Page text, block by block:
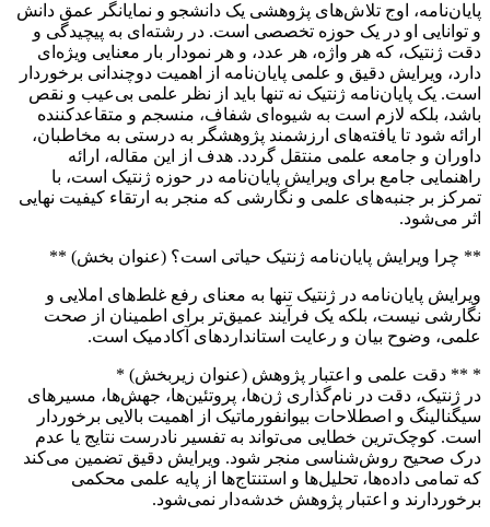
پایان‌نامه، اوج تلاش‌های پژوهشی یک دانشجو و نمایانگر عمق دانش
و توانایی او در یک حوزه تخصصی است. در رشته‌ای به پیچیدگی و
دقت ژنتیک، که هر واژه، هر عدد، و هر نمودار بار معنایی ویژه‌ای
دارد، ویرایش دقیق و علمی پایان‌نامه از اهمیت دوچندانی برخوردار
است. یک پایان‌نامه ژنتیک نه تنها باید از نظر علمی بی‌عیب و نقص
باشد، بلکه لازم است به شیوه‌ای شفاف، منسجم و متقاعدکننده
ارائه شود تا یافته‌های ارزشمند پژوهشگر به درستی به مخاطبان،
داوران و جامعه علمی منتقل گردد. هدف از این مقاله، ارائه
راهنمایی جامع برای ویرایش پایان‌نامه در حوزه ژنتیک است، با
تمرکز بر جنبه‌های علمی و نگارشی که منجر به ارتقاء کیفیت نهایی
اثر می‌شود.
** چرا ویرایش پایان‌نامه ژنتیک حیاتی است؟ (عنوان بخش) **
ویرایش پایان‌نامه در ژنتیک تنها به معنای رفع غلط‌های املایی و
نگارشی نیست، بلکه یک فرآیند عمیق‌تر برای اطمینان از صحت
علمی، وضوح بیان و رعایت استانداردهای آکادمیک است.
* ** دقت علمی و اعتبار پژوهش (عنوان زیربخش) *
در ژنتیک، دقت در نام‌گذاری ژن‌ها، پروتئین‌ها، جهش‌ها، مسیرهای
سیگنالینگ و اصطلاحات بیوانفورماتیک از اهمیت بالایی برخوردار
است. کوچک‌ترین خطایی می‌تواند به تفسیر نادرست نتایج یا عدم
درک صحیح روش‌شناسی منجر شود. ویرایش دقیق تضمین می‌کند
که تمامی داده‌ها، تحلیل‌ها و استنتاج‌ها از پایه علمی محکمی
برخوردارند و اعتبار پژوهش خدشه‌دار نمی‌شود.